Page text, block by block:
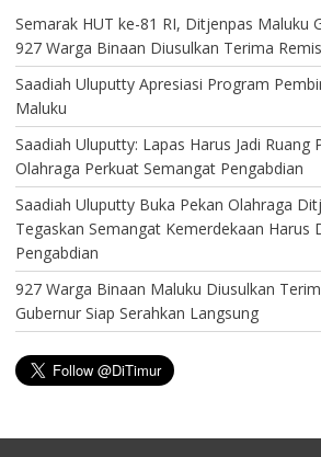
Semarak HUT ke-81 RI, Ditjenpas Maluku
927 Warga Binaan Diusulkan Terima
Saadiah Uluputty Apresiasi Program
Maluku
Saadiah Uluputty: Lapas Harus Jadi Ruang
Olahraga Perkuat Semangat Pengabdian
Saadiah Uluputty Buka Pekan Olahraga
Tegaskan Semangat Kemerdekaan Harus
Pengabdian
927 Warga Binaan Maluku Diusulkan
Gubernur Siap Serahkan Langsung